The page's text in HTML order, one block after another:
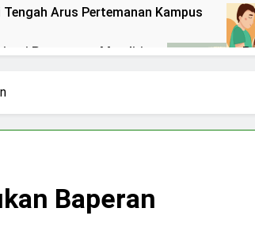
Arus Pertemanan Kampus
Perempuan Mandiri
laki
di Media Sosial Budaya
Baperan